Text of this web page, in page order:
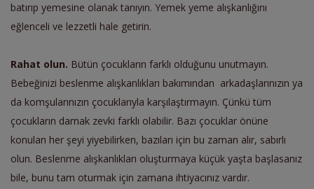
batırıp yemesine olanak tanıyın. Yemek yeme alışkanlığını
eğlenceli ve lezzetli hale getirin.
Rahat olun. Bütün çocukların farklı olduğunu unutmayın.
Bebeğinizi beslenme alışkanlıkları bakımından arkadaşlarınızın ya
da komşularınızın çocuklarıyla karşılaştırmayın. Çünkü tüm
çocukların damak zevki farklı olabilir. Bazı çocuklar önüne
konulan her şeyi yiyebilirken, bazıları için bu zaman alır, sabırlı
olun. Beslenme alışkanlıkları oluşturmaya küçük yaşta başlasanız
bile, bunu tam oturmak için zamana ihtiyacınız vardır.